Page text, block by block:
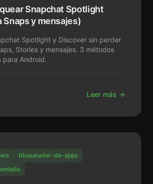
Snapchat Spotlight
Snaps y mensajes)
Spotlight y Discover sin perder
Stories y mensajes. 3 métodos
para Android.
Leer más →
bloqueador-de-apps